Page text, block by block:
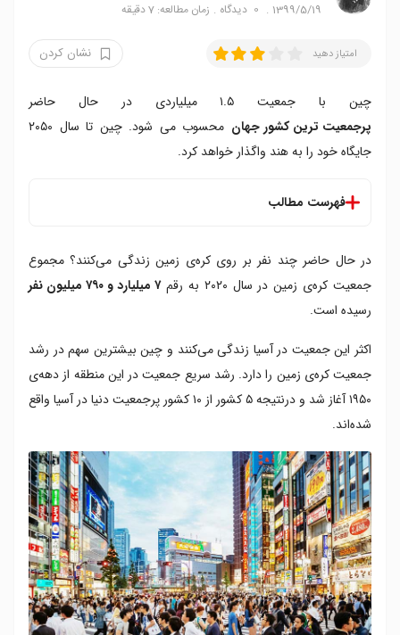
1399/5/19
0 دیدگاه زمان مطالعه: 7 دقیقه
امتیاز دهید نشان کردن
چین با جمعیت ۱.۵ میلیاردی در حال حاضر
پرجمعیت ترین کشور جهان
محسوب می شود. چین تا سال ۲۰۵۰
جایگاه خود را به هند واگذار خواهد کرد.
فهرست مطالب
۱. چین - یک میلیارد و ۴۴۰ میلیون نفر
۲. هند - یک میلیارد و ۳۸۰ میلیون نفر
۳. آمریکا - ۳۳۱ میلیون نفر
۵. پاکستان - ۲۲۱ میلیون نفر
۶. برزیل - ۲۱۲ میلیون نفر
۷. نیجریه - ۲۰۶ میلیون نفر
۱۰. مکزیک - ۱۲۹ میلیون نفر
در حال حاضر چند نفر بر روی کره‌ی زمین زندگی می‌کنند؟ مجموع
جمعیت کره‌ی زمین در سال ۲۰۲۰ به رقم
۷ میلیارد و ۷۹۰ میلیون نفر
رسیده است.
اکثر این جمعیت در آسیا زندگی می‌کنند و چین بیشترین سهم در رشد
جمعیت کره‌ی زمین را دارد. رشد سریع جمعیت در این منطقه از دهه‌ی
۱۹۵۰ آغاز شد و درنتیجه ۵ کشور از ۱۰ کشور پرجمعیت دنیا در آسیا واقع
شده‌اند.